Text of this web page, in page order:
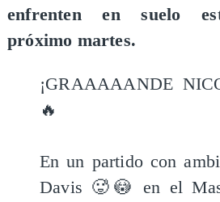
enfrenten en suelo
próximo martes.
¡GRAAAAANDE
🔥
En un partido con
Davis 🥵😳 en el